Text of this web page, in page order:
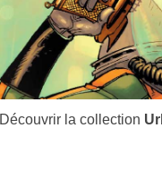
Découvrir la collection